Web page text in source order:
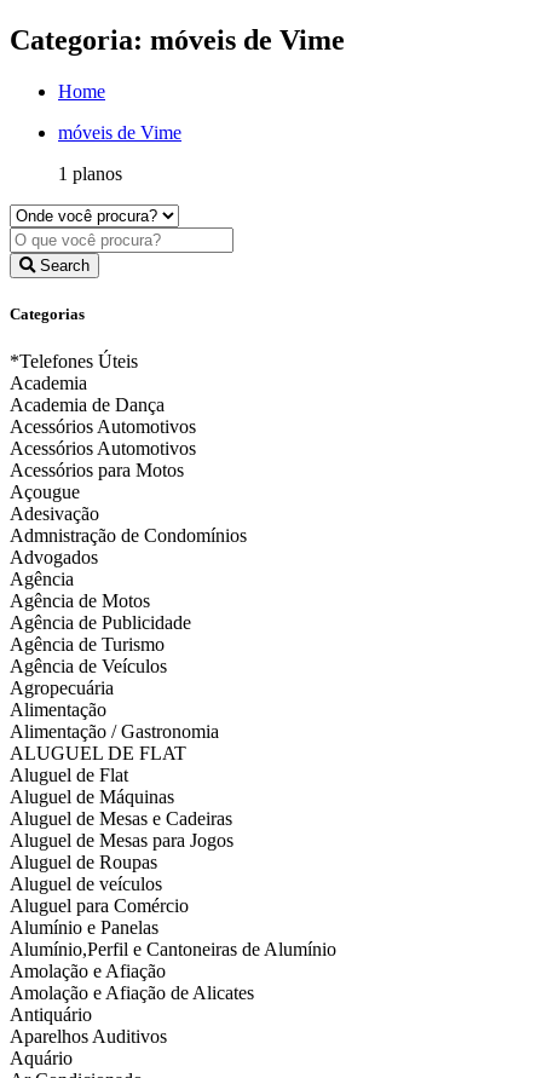
Categoria: móveis de Vime
Home
móveis de Vime
1 planos
Search
Categorias
*Telefones Úteis
Academia
Academia de Dança
Acessórios Automotivos
Acessórios Automotivos
Acessórios para Motos
Açougue
Adesivação
Admnistração de Condomínios
Advogados
Agência
Agência de Motos
Agência de Publicidade
Agência de Turismo
Agência de Veículos
Agropecuária
Alimentação
Alimentação / Gastronomia
ALUGUEL DE FLAT
Aluguel de Flat
Aluguel de Máquinas
Aluguel de Mesas e Cadeiras
Aluguel de Mesas para Jogos
Aluguel de Roupas
Aluguel de veículos
Aluguel para Comércio
Alumínio e Panelas
Alumínio,Perfil e Cantoneiras de Alumínio
Amolação e Afiação
Amolação e Afiação de Alicates
Antiquário
Aparelhos Auditivos
Aquário